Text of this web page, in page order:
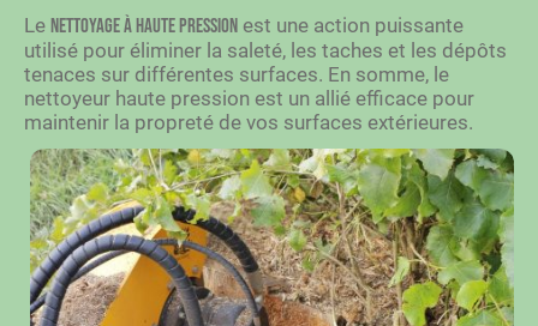
Le nettoyage à haute pression est une action puissante
utilisé pour éliminer la saleté, les taches et les dépôts
tenaces sur différentes surfaces. En somme, le
nettoyeur haute pression est un allié efficace pour
maintenir la propreté de vos surfaces extérieures.